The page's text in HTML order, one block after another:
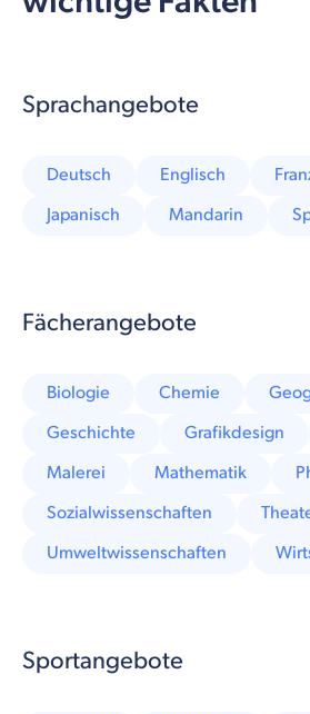
Sprachangebote
Deutsch Englisch
Japanisch
Mandarin
Fächerangebote
Biologie Chemie
Geschichte
Grafikdesign
Malerei
Mathematik
Sozialwissenschaften
Umweltwissenschaften
Sportangebote